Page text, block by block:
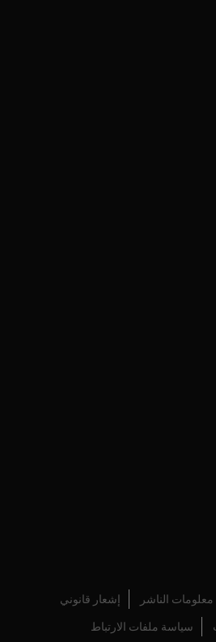
معلومات الناشر إشعار قانوني
سياسة ملفات الارتباط